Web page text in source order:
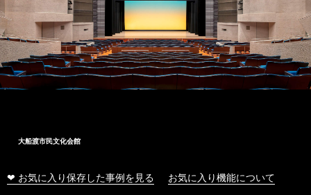
大船渡市民文化会館
❤ お気に入り保存した事例を見る お気に入り機能について